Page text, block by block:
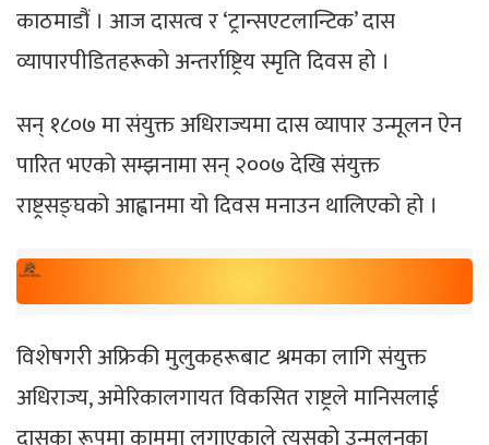
काठमाडौं । आज दासत्व र ‘ट्रान्सएटलान्टिक’ दास
व्यापारपीडितहरूको अन्तर्राष्ट्रिय स्मृति दिवस हो ।
सन् १८०७ मा संयुक्त अधिराज्यमा दास व्यापार उन्मूलन ऐन
पारित भएको सम्झनामा सन् २००७ देखि संयुक्त
राष्ट्रसङ्घको आह्वानमा यो दिवस मनाउन थालिएको हो ।
विशेषगरी अफ्रिकी मुलुकहरूबाट श्रमका लागि संयुक्त
अधिराज्य, अमेरिकालगायत विकसित राष्ट्रले मानिसलाई